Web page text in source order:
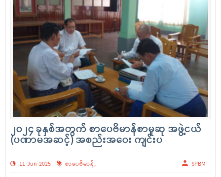
၂၀၂၄ ခုနှစ်အတွက် စာပေဗိမာန်စာမူဆု အဖွဲ့ငယ်
(ပဏာမအဆင့်) အစည်းအဝေး ကျင်းပ
11-Jun-2025 စာပေဗိမာန်, SPBM